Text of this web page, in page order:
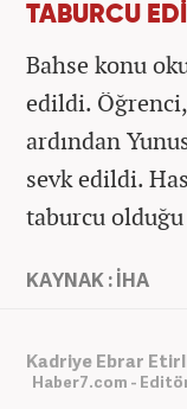
TABURCU
Bahse konu
edildi.
ardından
sevk edildi.
taburcu
KAYNAK : İHA
Kadriye Ebrar
Haber7.com -